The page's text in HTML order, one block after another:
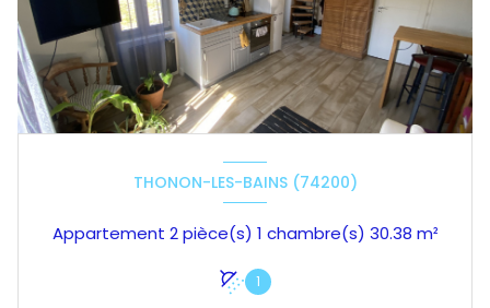
THONON-LES-BAINS (74200)
Appartement 2 pièce(s) 1 chambre(s) 30.38 m²
1